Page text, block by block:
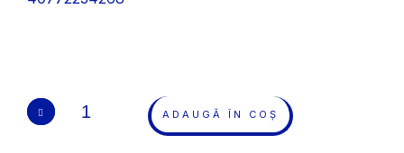
ADAUGĂ ÎN COȘ